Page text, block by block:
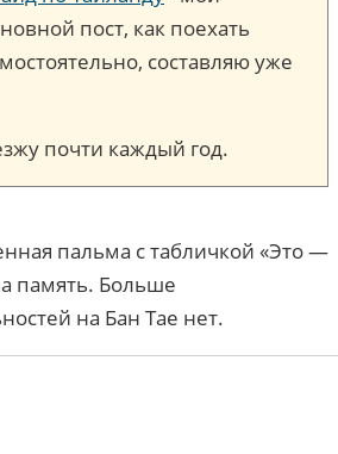
пост, как поехать
составляю уже
почти каждый год.
пальма с табличкой «Это —
память. Больше
на Бан Тае нет.